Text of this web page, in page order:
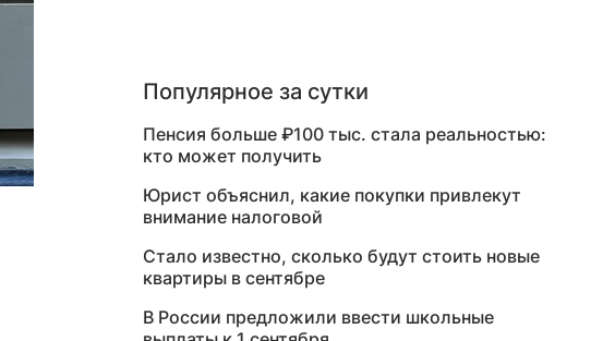
Популярное за сутки
Пенсия больше ₽100 тыс. стала реальностью:
кто может получить
Юрист объяснил, какие покупки привлекут
внимание налоговой
Стало известно, сколько будут стоить новые
квартиры в сентябре
В России предложили ввести школьные